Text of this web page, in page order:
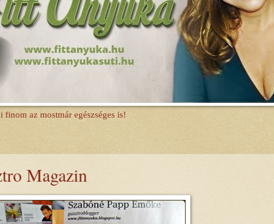
az mostmár egészséges is!
Magazin